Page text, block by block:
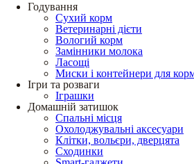
Годування
Сухий корм
Ветеринарні дієти
Вологий корм
Замінники молока
Ласощі
Миски і контейнери для
Ігри та розваги
Іграшки
Домашній затишок
Спальні місця
Охолоджувальні аксесуари
Клітки, вольєри, дверцята
Сходинки